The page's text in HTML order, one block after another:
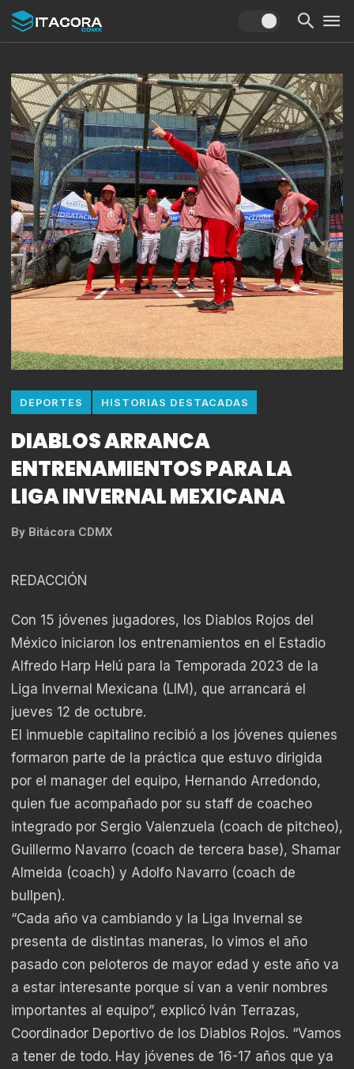
DEPORTES HISTORIAS DESTACADAS
DIABLOS ARRANCA
ENTRENAMIENTOS PARA LA
LIGA INVERNAL MEXICANA
By Bitácora CDMX
REDACCIÓN
Con 15 jóvenes jugadores, los Diablos Rojos del
México iniciaron los entrenamientos en el Estadio
Alfredo Harp Helú para la Temporada 2023 de la
Liga Invernal Mexicana (LIM), que arrancará el
jueves 12 de octubre.
El inmueble capitalino recibió a los jóvenes quienes
formaron parte de la práctica que estuvo dirigida
por el manager del equipo, Hernando Arredondo,
quien fue acompañado por su staff de coacheo
integrado por Sergio Valenzuela (coach de pitcheo),
Guillermo Navarro (coach de tercera base), Shamar
Almeida (coach) y Adolfo Navarro (coach de
bullpen).
“Cada año va cambiando y la Liga Invernal se
presenta de distintas maneras, lo vimos el año
pasado con peloteros de mayor edad y este año va
a estar interesante porque sí van a venir nombres
importantes al equipo”, explicó Iván Terrazas,
Coordinador Deportivo de los Diablos Rojos. “Vamos
a tener de todo. Hay jóvenes de 16-17 años que ya